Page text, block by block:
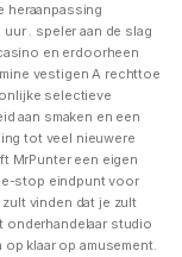
heraanpassing
. speler aan de slag
en erdoorheen
vestigen A rechttoe
selectieve
aan smaken en een
tot veel nieuwere
MrPunter een eigen
stop eindpunt voor
vinden dat je zult
onderhandelaar studio
klaar op amusement.